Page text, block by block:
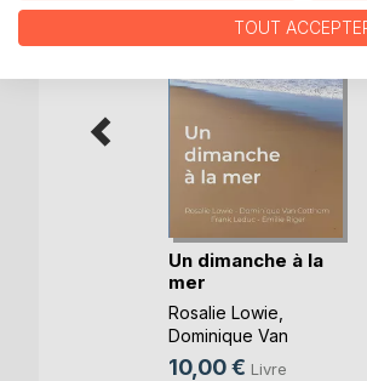
Un dimanche à la
mer
Rosalie Lowie
Dominique Van
Cotthem, ...
10,00 € Livre
TOUT